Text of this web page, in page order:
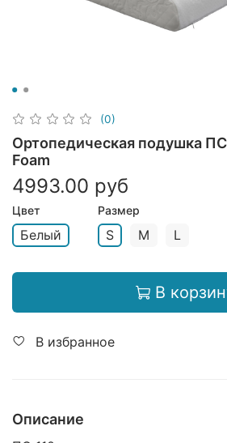
(0)
Ортопедическая подушка
Foam
4993.00 руб
Цвет
Белый
Размер
S M L
В
В избранное
Описание